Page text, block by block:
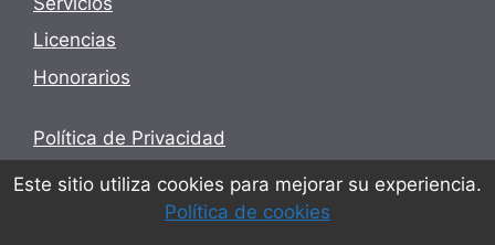
Este sitio utiliza cookies para mejorar su experiencia.
Política de cookies
Licencias
Honorarios
Política de Privacidad
Términos y condiciones
Política de cookies